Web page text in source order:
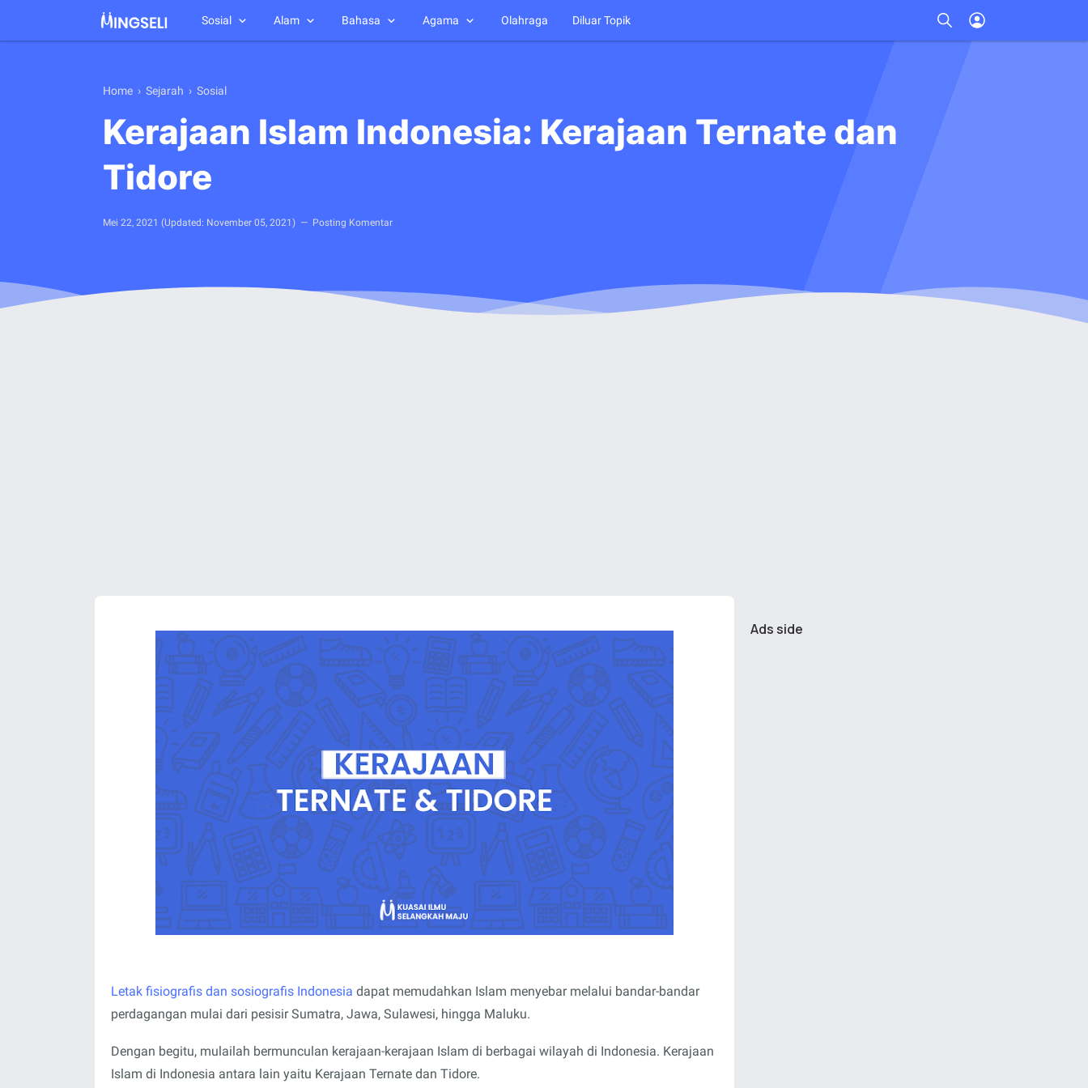
Sosial Alam Bahasa Agama Olahraga Diluar Topik
Home › Sejarah › Sosial
Kerajaan Islam Indonesia: Kerajaan Ternate dan
Tidore
Mei 22, 2021 (Updated: November 05, 2021) Posting Komentar
Letak fisiografis dan sosiografis Indonesia dapat memudahkan Islam menyebar melalui bandar-bandar
perdagangan mulai dari pesisir Sumatra, Jawa, Sulawesi, hingga Maluku.
Dengan begitu, mulailah bermunculan kerajaan-kerajaan Islam di berbagai wilayah di Indonesia. Kerajaan
Islam di Indonesia antara lain yaitu Kerajaan Ternate dan Tidore.
Ads side